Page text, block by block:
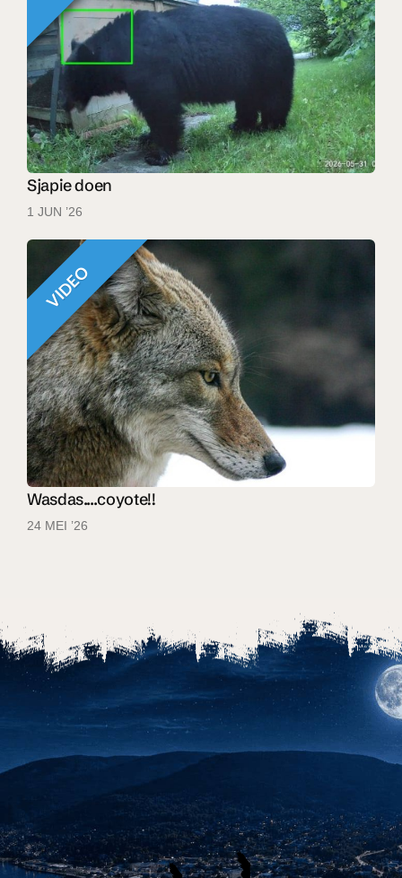
Sjapie doen
1 JUN ’26
VIDEO
Wasdas....coyote!!
24 MEI ’26